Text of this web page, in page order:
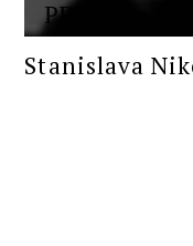
PROZA
Stanislava